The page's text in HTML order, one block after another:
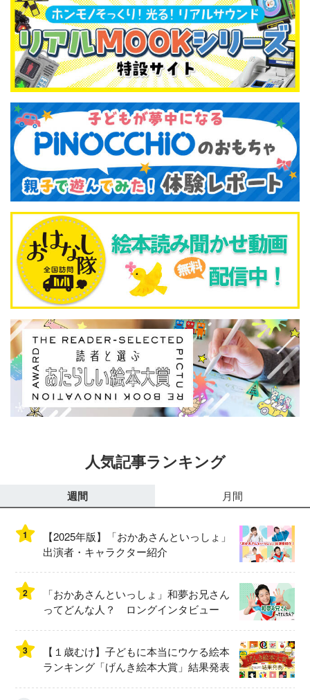
人気記事ランキング
週間 月間
1
【2025年版】「おかあさんといっしょ」
出演者・キャラクター紹介
2
「おかあさんといっしょ」和夢お兄さん
ってどんな人？ ロングインタビュー
3
【１歳むけ】子どもに本当にウケる絵本
ランキング「げんき絵本大賞」結果発表